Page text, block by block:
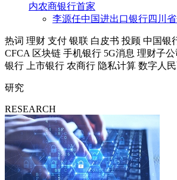
内农商银行首家
李源任中国进出口银行四川
热词 理财 支付 银联 白皮书 投顾 中国银
CFCA 区块链 手机银行 5G消息 理财子公
银行
上市银行 农商行 隐私计算 数字人
研究
RESEARCH